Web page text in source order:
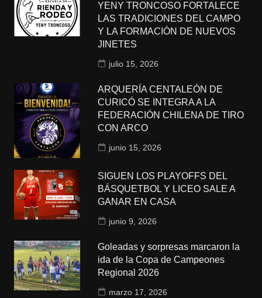
YENY TRONCOSO FORTALECE
LAS TRADICIONES DEL CAMPO
Y LA FORMACIÓN DE NUEVOS
JINETES
julio 15, 2026
ARQUERÍA CENTALEÓN DE
CURICÓ SE INTEGRA A LA
FEDERACIÓN CHILENA DE TIRO
CON ARCO
junio 15, 2026
SIGUEN LOS PLAYOFFS DEL
BÁSQUETBOL Y LICEO SALE A
GANAR EN CASA
junio 9, 2026
Goleadas y sorpresas marcaron la
ida de la Copa de Campeones
Regional 2026
marzo 17, 2026